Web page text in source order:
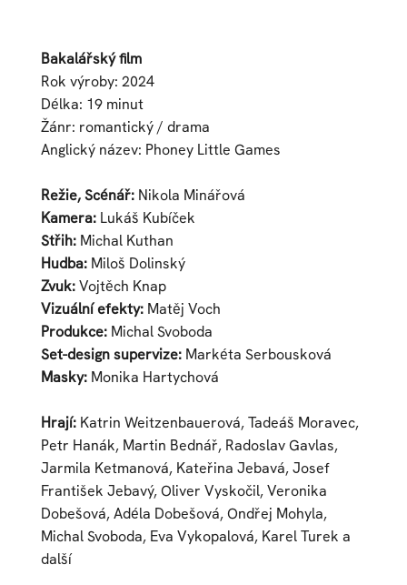
Bakalářský film
Rok výroby: 2024
Délka: 19 minut
Žánr: romantický / drama
Anglický název: Phoney Little Games
Režie, Scénář: Nikola Minářová
Kamera: Lukáš Kubíček
Střih:Michal Kuthan
Hudba: Miloš Dolinský
Zvuk:Vojtěch Knap
Vizuální efekty: Matěj Voch
Produkce: Michal Svoboda
Set-design supervize: Markéta Serbousková
Masky: Monika Hartychová
Hrají: Katrin Weitzenbauerová, Tadeáš Moravec,
Petr Hanák, Martin Bednář, Radoslav Gavlas,
Jarmila Ketmanová, Kateřina Jebavá, Josef
František Jebavý, Oliver Vyskočil, Veronika
Dobešová, Adéla Dobešová, Ondřej Mohyla,
Michal Svoboda, Eva Vykopalová, Karel Turek a
další